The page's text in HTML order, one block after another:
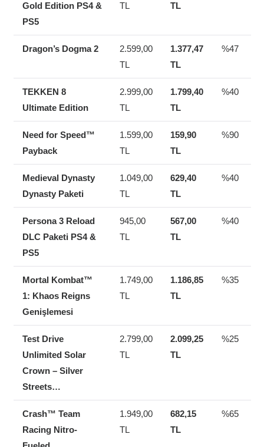
Gold Edition PS4 &
PS5
TL
TL
Dragon’s Dogma 2
2.599,00
TL
1.377,47
TL
%47
TEKKEN 8
Ultimate Edition
2.999,00
TL
1.799,40
TL
%40
Need for Speed™
Payback
1.599,00
TL
159,90
TL
%90
Medieval Dynasty
Dynasty Paketi
1.049,00
TL
629,40
TL
%40
Persona 3 Reload
DLC Paketi PS4 &
PS5
945,00
TL
567,00
TL
%40
Mortal Kombat™
1: Khaos Reigns
Genişlemesi
1.749,00
TL
1.186,85
TL
%35
Test Drive
Unlimited Solar
Crown – Silver
Streets…
2.799,00
TL
2.099,25
TL
%25
Crash™ Team
Racing Nitro-
1.949,00
TL
682,15
TL
%65